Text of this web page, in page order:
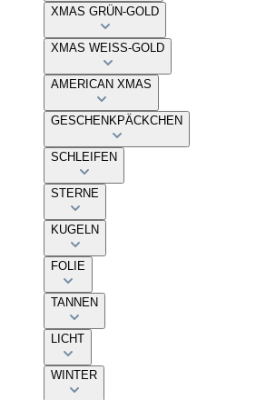
XMAS GRÜN-GOLD
XMAS WEISS-GOLD
AMERICAN XMAS
GESCHENKPÄCKCHEN
SCHLEIFEN
STERNE
KUGELN
FOLIE
TANNEN
LICHT
WINTER